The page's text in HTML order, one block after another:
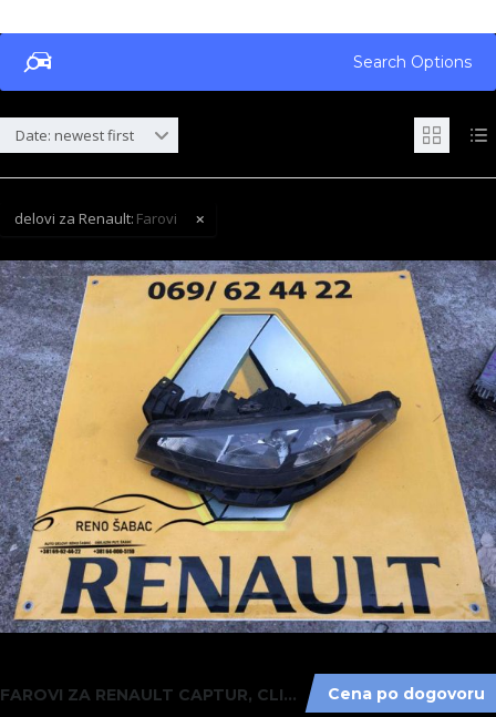
Search Options
Date: newest first
delovi za Renault: Farovi
Cena po dogovoru
FAROVI ZA RENAULT CAPTUR, CLIO, GRAND MODUS ...